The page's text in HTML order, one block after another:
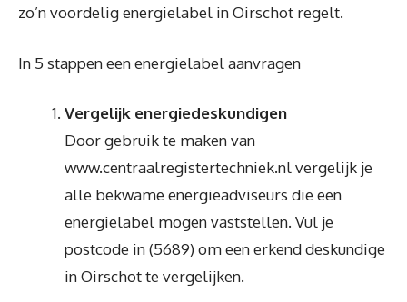
zo’n voordelig energielabel in Oirschot regelt.
In 5 stappen een energielabel aanvragen
Vergelijk energiedeskundigen
Door gebruik te maken van
www.centraalregistertechniek.nl vergelijk je
alle bekwame energieadviseurs die een
energielabel mogen vaststellen. Vul je
postcode in (5689) om een erkend deskundige
in Oirschot te vergelijken.